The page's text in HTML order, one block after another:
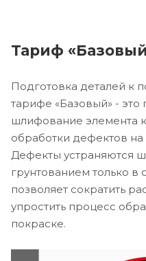
Тариф
Подготовка деталей к
тарифе «Базовый» - это
шлифование элемента
обработки дефектов на
Дефекты устраняются
грунтованием только в
позволяет сократить
упростить процесс
покраске.